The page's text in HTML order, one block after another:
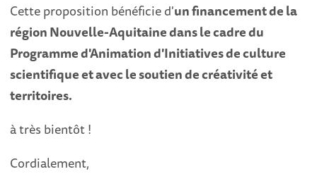
Cette proposition bénéficie d'un financement de la
région Nouvelle-Aquitaine dans le cadre du
Programme d'Animation d'Initiatives de culture
scientifique et avec le soutien de créativité et
territoires.
à très bientôt !
Cordialement,